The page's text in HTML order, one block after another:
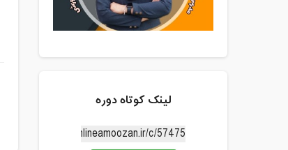
لینک کوتاه دوره